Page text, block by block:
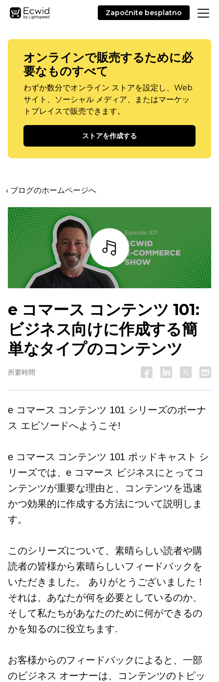
Započnite besplatno
オンラインで販売するために必
要なものすべて
わずか数分でオンライン ストアを設定し、Web
サイト、ソーシャル メディア、またはマーケッ
トプレイスで販売できます。
ストアを作成する
‹ ブログのホームページへ
詳細を見る
e コマース コンテンツ 101:
ビジネス向けに作成する簡
単なタイプのコンテンツ
所要時間
e コマース コンテンツ 101 シリーズのボーナ
ス エピソードへようこそ!
e コマース コンテンツ 101 ポッドキャスト シ
リーズでは、e コマース ビジネスにとってコ
ンテンツが重要な理由と、コンテンツを迅速
かつ効果的に作成する方法について説明しま
す。
このシリーズについて、素晴らしい読者や購
読者の皆様から素晴らしいフィードバックを
いただきました。 ありがとうございました！
それは、あなたが何を必要としているのか、
そして私たちがあなたのために何ができるの
かを知るのに役立ちます.
お客様からのフィードバックによると、一部
のビジネス オーナーは、コンテンツのトピッ